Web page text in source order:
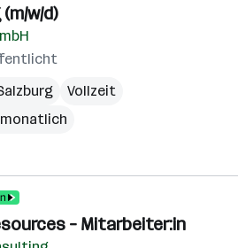
w/d)
Vollzeit
– Mitarbeiter:in